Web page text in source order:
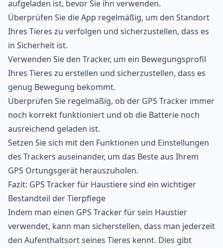
aufgeladen ist, bevor Sie ihn verwenden.
Überprüfen Sie die App regelmäßig, um den Standort
Ihres Tieres zu verfolgen und sicherzustellen, dass es
in Sicherheit ist.
Verwenden Sie den Tracker, um ein Bewegungsprofil
Ihres Tieres zu erstellen und sicherzustellen, dass es
genug Bewegung bekommt.
Überprüfen Sie regelmäßig, ob der GPS Tracker immer
noch korrekt funktioniert und ob die Batterie noch
ausreichend geladen ist.
Setzen Sie sich mit den Funktionen und Einstellungen
des Trackers auseinander, um das Beste aus Ihrem
GPS Ortungsgerät herauszuholen.
Fazit: GPS Tracker für Haustiere sind ein wichtiger
Bestandteil der Tierpflege
Indem man einen GPS Tracker für sein Haustier
verwendet, kann man sicherstellen, dass man jederzeit
den Aufenthaltsort seines Tieres kennt. Dies gibt